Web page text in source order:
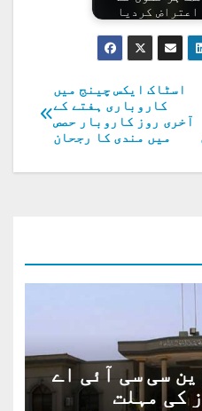
اعتراض کردیا
اسٹاک ایکس چینج میں
کاروباری ہفتے کے
آخری روز کاروبار حصص
میں مندی کا رجحان
سی سی آئی اے